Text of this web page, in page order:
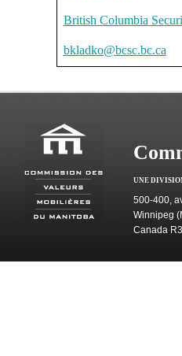
British Columbia
bkladko@bcsc.bc.ca
UNE
500-400,
Winnipeg
Canada